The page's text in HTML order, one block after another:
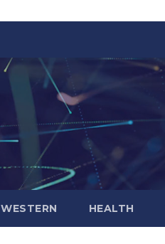
WESTERN HEALTH